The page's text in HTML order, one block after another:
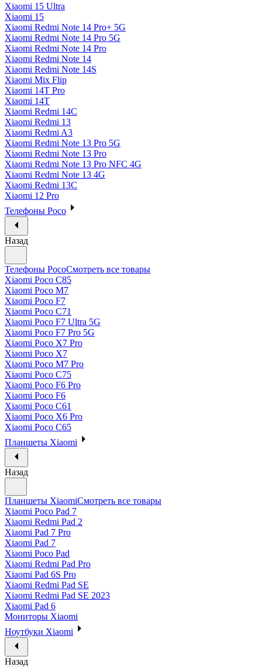
Xiaomi 15 Ultra
Xiaomi 15
Xiaomi Redmi Note 14 Pro+ 5G
Xiaomi Redmi Note 14 Pro 5G
Xiaomi Redmi Note 14 Pro
Xiaomi Redmi Note 14
Xiaomi Redmi Note 14S
Xiaomi Mix Flip
Xiaomi 14T Pro
Xiaomi 14T
Xiaomi Redmi 14C
Xiaomi Redmi 13
Xiaomi Redmi A3
Xiaomi Redmi Note 13 Pro 5G
Xiaomi Redmi Note 13 Pro
Xiaomi Redmi Note 13 Pro NFC 4G
Xiaomi Redmi Note 13 4G
Xiaomi Redmi 13C
Xiaomi 12 Pro
Телефоны Poco
Назад
Телефоны PocoСмотреть все товары
Xiaomi Poco C85
Xiaomi Poco M7
Xiaomi Poco F7
Xiaomi Poco C71
Xiaomi Poco F7 Ultra 5G
Xiaomi Poco F7 Pro 5G
Xiaomi Poco X7 Pro
Xiaomi Poco X7
Xiaomi Poco M7 Pro
Xiaomi Poco C75
Xiaomi Poco F6 Pro
Xiaomi Poco F6
Xiaomi Poco C61
Xiaomi Poco X6 Pro
Xiaomi Poco C65
Планшеты Xiaomi
Назад
Планшеты XiaomiСмотреть все товары
Xiaomi Poco Pad 7
Xiaomi Redmi Pad 2
Xiaomi Pad 7 Pro
Xiaomi Pad 7
Xiaomi Poco Pad
Xiaomi Redmi Pad Pro
Xiaomi Pad 6S Pro
Xiaomi Redmi Pad SE
Xiaomi Redmi Pad SE 2023
Xiaomi Pad 6
Мониторы Xiaomi
Ноутбуки Xiaomi
Назад